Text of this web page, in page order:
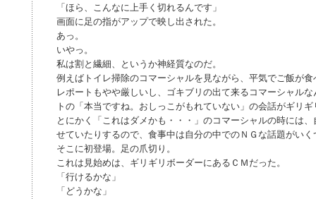
「ほら、こんなに上手く切れるんです」
画面に足の指がアップで映し出された。
あっ。
いやっ。
私は割と繊細、というか神経質なのだ。
例えばトイレ掃除のコマーシャルを見ながら、平気でご飯が
レポートもやや厳しいし、ゴキブリの出て来るコマーシャル
トの「本当ですね。おしっこがもれていない」の会話がギリ
とにかく「これはダメかも・・・」のコマーシャルの時には
せていたりするので、食事中は自分の中でのＮＧな話題がい
そこに初登場。足の爪切り。
これは見始めは、ギリギリボーダーにあるＣＭだった。
「行けるかな」
「どうかな」